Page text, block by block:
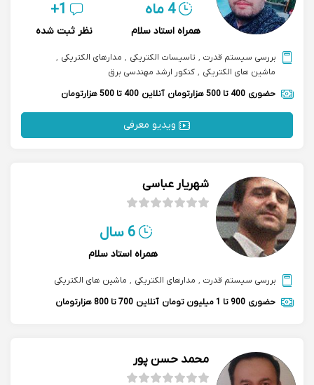
4 ماه
همراه استاد سلام
1+
نظر ثبت شده
بررسی سیستم قدرت , تاسیسات الکتریکی , مدارهای الکتریکی ,
ماشین های الکتریکی , کنکور ارشد مهندسی برق
حضوری 400 تا 500 هزارتومان آنلاین 400 تا 500 هزارتومان
ویدیو معرفی
شهریار عباسی
6 سال
همراه استاد سلام
بررسی سیستم قدرت , مدارهای الکتریکی , ماشین های الکتریکی
حضوری 900 تا 1 میلیون تومان آنلاین 700 تا 800 هزارتومان
محمد حسن پور